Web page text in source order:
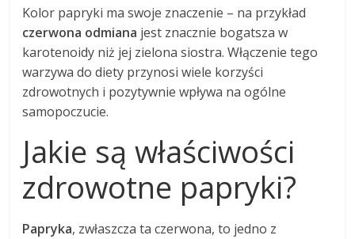
Kolor papryki ma swoje znaczenie – na przykład
czerwona odmiana jest znacznie bogatsza w
karotenoidy niż jej zielona siostra. Włączenie tego
warzywa do diety przynosi wiele korzyści
zdrowotnych i pozytywnie wpływa na ogólne
samopoczucie.
Jakie są właściwości
zdrowotne papryki?
Papryka, zwłaszcza ta czerwona, to jedno z